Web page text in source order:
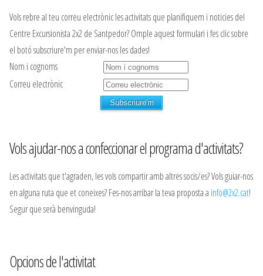
Vols rebre al teu correu electrònic les activitats que planifiquem i noticies del
Centre Excursionista 2x2 de Santpedor? Omple aquest formulari i fes clic sobre
el botó subscriure'm per enviar-nos les dades!
Nom i cognoms
Correu electrònic
Vols ajudar-nos a confeccionar el programa d'activitats?
Les activitats que t'agraden, les vols compartir amb altres socis/es? Vols guiar-nos
en alguna ruta que et coneixes? Fes-nos arribar la teva proposta a info@2x2.cat!
Segur que serà benvinguda!
Opcions de l'activitat